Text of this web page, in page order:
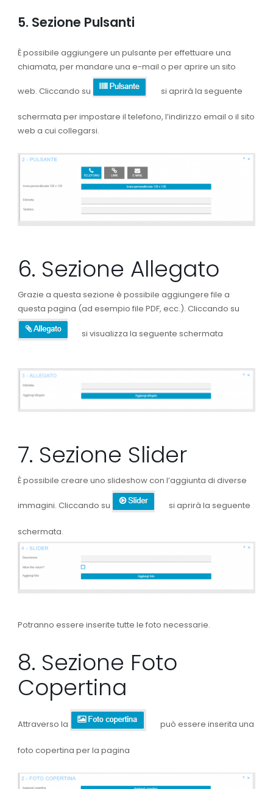
5. Sezione Pulsanti
È possibile aggiungere un pulsante per effettuare una
chiamata, per mandare una e-mail o per aprire un sito
web. Cliccando su si aprirà la seguente
schermata per impostare il telefono, l’indirizzo email o il sito
web a cui collegarsi.
6. Sezione Allegato
Grazie a questa sezione è possibile aggiungere file a
questa pagina (ad esempio file PDF, ecc.). Cliccando su
si visualizza la seguente schermata
7. Sezione Slider
È possibile creare uno slideshow con l’aggiunta di diverse
immagini. Cliccando su si aprirà la seguente
schermata.
Potranno essere inserite tutte le foto necessarie.
8. Sezione Foto
Copertina
Attraverso la può essere inserita una
foto copertina per la pagina